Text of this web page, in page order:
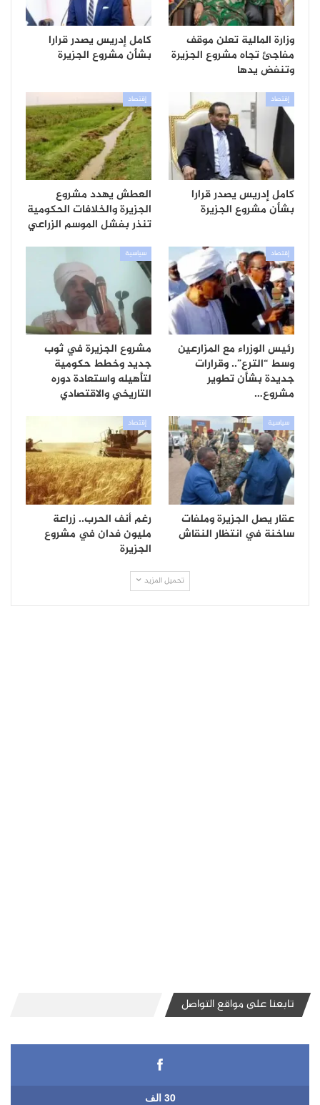
وزارة المالية تعلن موقف
مفاجئ تجاه مشروع الجزيرة
وتنفض يدها
كامل إدريس يصدر قرارا
بشأن مشروع الجزيرة
إقتصاد
كامل إدريس يصدر قرارا
بشأن مشروع الجزيرة
إقتصاد
العطش يهدد مشروع
الجزيرة والخلافات الحكومية
تنذر بفشل الموسم الزراعي
إقتصاد
رئيس الوزراء مع المزارعين
وسط “الترع”.. وقرارات
جديدة بشأن تطوير
مشروع…
سياسية
مشروع الجزيرة في ثوب
جديد وخطط حكومية
لتأهيله واستعادة دوره
التاريخي والاقتصادي
سياسية
عقار يصل الجزيرة وملفات
ساخنة في انتظار النقاش
إقتصاد
رغم أنف الحرب.. زراعة
مليون فدان في مشروع
الجزيرة
تحميل المزيد
تابعنا على مواقع التواصل
30 الف